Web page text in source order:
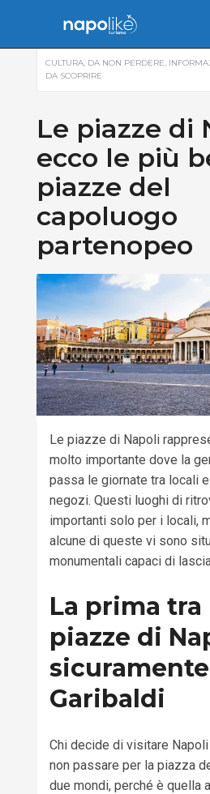
CULTURA, DA NON PERDERE,
DA SCOPRIRE
Le piazze di
ecco le più
piazze del
capoluogo
partenopeo
Le piazze di Napoli
molto importante dove la
passa le giornate tra locali
negozi. Questi luoghi di
importanti solo per i locali,
alcune di queste vi sono
monumentali capaci di
La prima tra
piazze di
Garibaldi
Chi decide di visitare
non passare per la piazza
due mondi,perché è quella